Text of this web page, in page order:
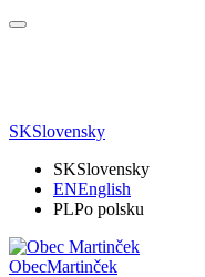
SKSlovensky
SKSlovensky
ENEnglish
PLPo polsku
ObecMartinček